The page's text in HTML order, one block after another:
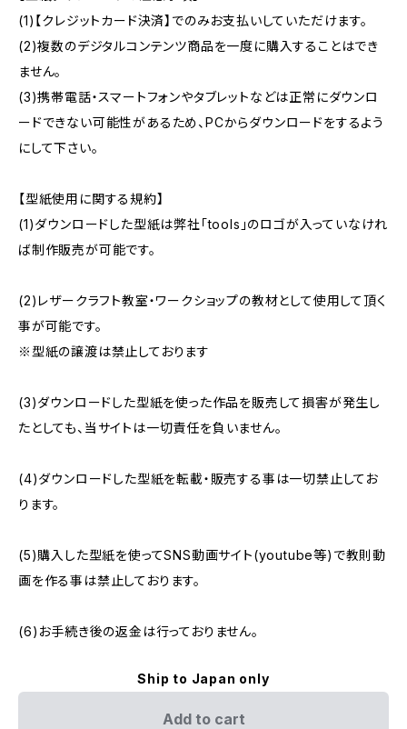
(1)【クレジットカード決済】でのみお支払いしていただけます。
(2)複数のデジタルコンテンツ商品を一度に購入することはでき
ません。
(3)携帯電話・スマートフォンやタブレットなどは正常にダウンロ
ードできない可能性があるため、PCからダウンロードをするよう
にして下さい。
【型紙使用に関する規約】
(1)ダウンロードした型紙は弊社「tools」のロゴが入っていなけれ
ば制作販売が可能です。
(2)レザークラフト教室・ワークショップの教材として使用して頂く
事が可能です。
※型紙の譲渡は禁止しております
(3)ダウンロードした型紙を使った作品を販売して損害が発生し
たとしても、当サイトは一切責任を負いません。
(4)ダウンロードした型紙を転載・販売する事は一切禁止してお
ります。
(5)購入した型紙を使ってSNS動画サイト(youtube等)で教則動
画を作る事は禁止しております。
(6)お手続き後の返金は行っておりません。
Ship to Japan only
Add to cart